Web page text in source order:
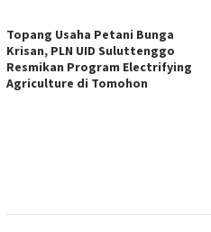
Topang Usaha Petani Bunga
Krisan, PLN UID Suluttenggo
Resmikan Program Electrifying
Agriculture di Tomohon